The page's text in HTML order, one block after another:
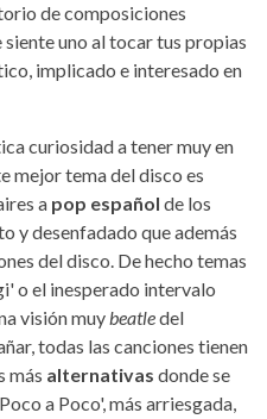
de composiciones
uno al tocar tus propias
implicado e interesado en
curiosidad a tener muy en
mejor tema del disco es
a pop español de los
y desenfadado que además
del disco. De hecho temas
o el inesperado intervalo
visión muybeatledel
todas las canciones tienen
más alternativas donde se
a Poco', más arriesgada,